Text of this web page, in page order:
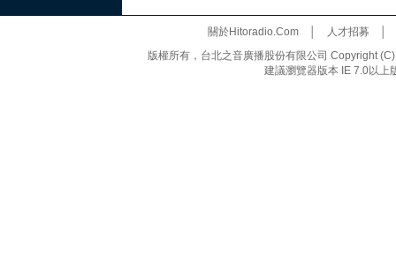
關於Hitoradio.Com│ 人才招募
版權所有，台北之音廣播股份有限公司 Copyright
建議瀏覽器版本 IE 7.0以上